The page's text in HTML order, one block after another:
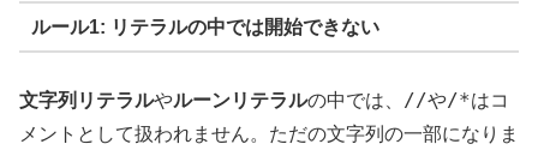
ルール1: リテラルの中では開始できない
文字列リテラルやルーンリテラルの中では、 //や/*はコ
メントとして扱われません。ただの文字列の一部になりま